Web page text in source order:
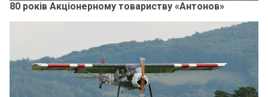
80 років Акціонерному товариству «Антонов»